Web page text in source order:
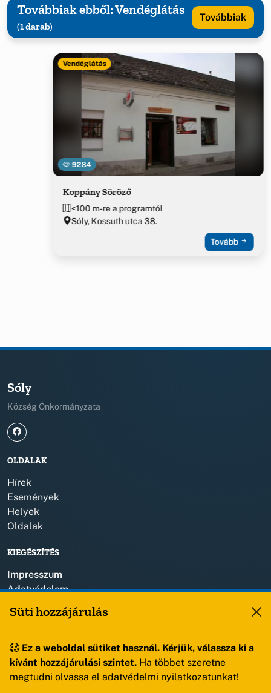
Továbbiak ebből: Vendéglátás
(1 darab)
Továbbiak
9284
Vendéglátás
Koppány Söröző
<100 m-re a programtól
Sóly, Kossuth utca 38.
Tovább
Sóly
Község Önkormányzata
OLDALAK
Hírek
Események
Helyek
Oldalak
KIEGÉSZÍTÉS
Impresszum
Adatvédelem
+36 88 459 150
8193 Sóly, Kossuth Lajos u.57.
Süti hozzájárulás
Ez a weboldal sütiket használ. Kérjük, válassza ki a
kívánt hozzájárulási szintet. Ha többet szeretne
megtudni olvassa el adatvédelmi nyilatkozatunkat!